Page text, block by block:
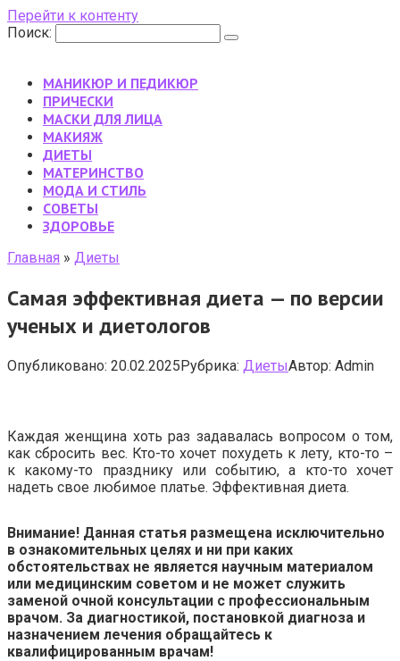
Перейти к контенту
Поиск:
МАНИКЮР И ПЕДИКЮР
ПРИЧЕСКИ
МАСКИ ДЛЯ ЛИЦА
МАКИЯЖ
ДИЕТЫ
МАТЕРИНСТВО
МОДА И СТИЛЬ
CОВЕТЫ
ЗДОРОВЬЕ
Главная » Диеты
Самая эффективная диета — по версии
ученых и диетологов
Опубликовано: 20.02.2025Рубрика: ДиетыАвтор: Admin
Каждая женщина хоть раз задавалась вопросом о том,
как сбросить вес. Кто-то хочет похудеть к лету, кто-то –
к какому-то празднику или событию, а кто-то хочет
надеть свое любимое платье. Эффективная диета.
Внимание! Данная статья размещена исключительно
в ознакомительных целях и ни при каких
обстоятельствах не является научным материалом
или медицинским советом и не может служить
заменой очной консультации с профессиональным
врачом. За диагностикой, постановкой диагноза и
назначением лечения обращайтесь к
квалифицированным врачам!